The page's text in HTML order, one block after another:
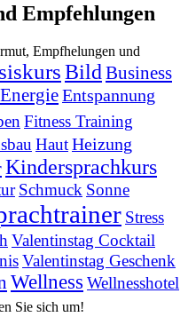
Empfehlungen
Empfhelungen und
Bild Business
EnergieEntspannung
Fitness Training
HautHeizung
Kindersprachkurs
Schmuck Sonne
Stress
Valentinstag Cocktail
Valentinstag Geschenk
Wellness Wellnesshotel
Sie sich um!